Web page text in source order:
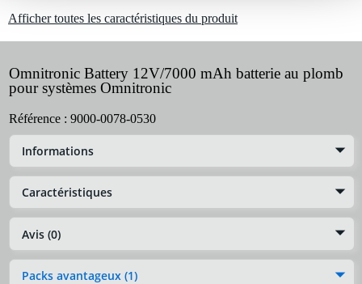
Afficher toutes les caractéristiques du produit
Omnitronic Battery 12V/7000 mAh batterie au plomb
pour systèmes Omnitronic
Référence : 9000-0078-0530
Informations
Caractéristiques
Avis (0)
Packs avantageux (1)